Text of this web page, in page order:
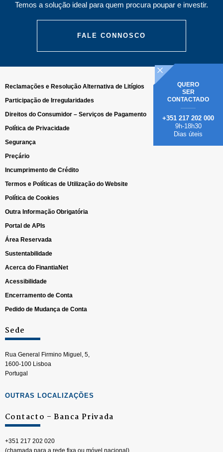
Temos a solução ideal para quem procura poupar e investir.
FALE CONNOSCO
QUERO
SER
CONTACTADO
+351 217 202 000
9h-18h30
Dias úteis
Reclamações e Resolução Alternativa de Litígios
Participação de Irregularidades
Direitos do Consumidor – Serviços de Pagamento
Política de Privacidade
Segurança
Preçário
Incumprimento de Crédito
Termos e Políticas de Utilização do Website
Política de Cookies
Outra Informação Obrigatória
Portal de APIs
Área Reservada
Sustentabilidade
Acerca do FinantiaNet
Acessibilidade
Encerramento de Conta
Pedido de Mudança de Conta
Sede
Rua General Firmino Miguel, 5,
1600-100 Lisboa
Portugal
OUTRAS LOCALIZAÇÕES
Contacto – Banca Privada
+351 217 202 020
(chamada para a rede fixa ou móvel nacional)